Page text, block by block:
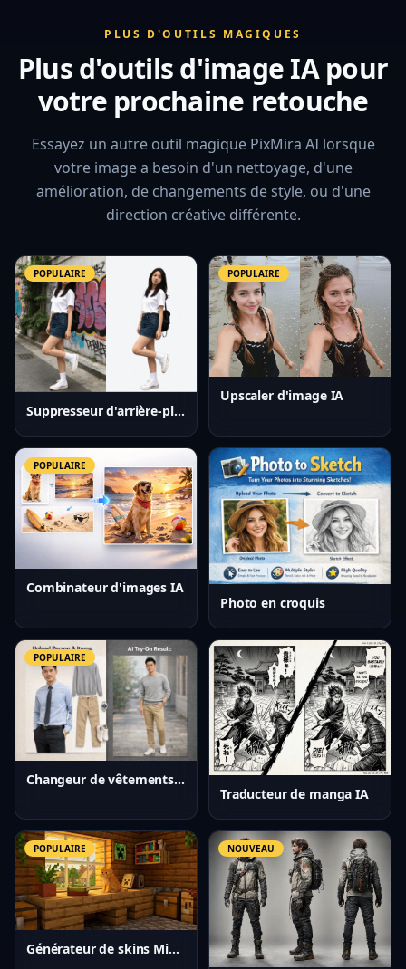
PLUS D'OUTILS MAGIQUES
Plus d'outils d'image IA pour
votre prochaine retouche
Essayez un autre outil magique PixMira AI lorsque
votre image a besoin d'un nettoyage, d'une
amélioration, de changements de style, ou d'une
direction créative différente.
POPULAIRE
Suppresseur d'arrière-plan IA
POPULAIRE
Upscaler d'image IA
POPULAIRE
Combinateur d'images IA
Photo en croquis
POPULAIRE
Changeur de vêtements IA
Traducteur de manga IA
POPULAIRE
Générateur de skins Minecraft IA
NOUVEAU